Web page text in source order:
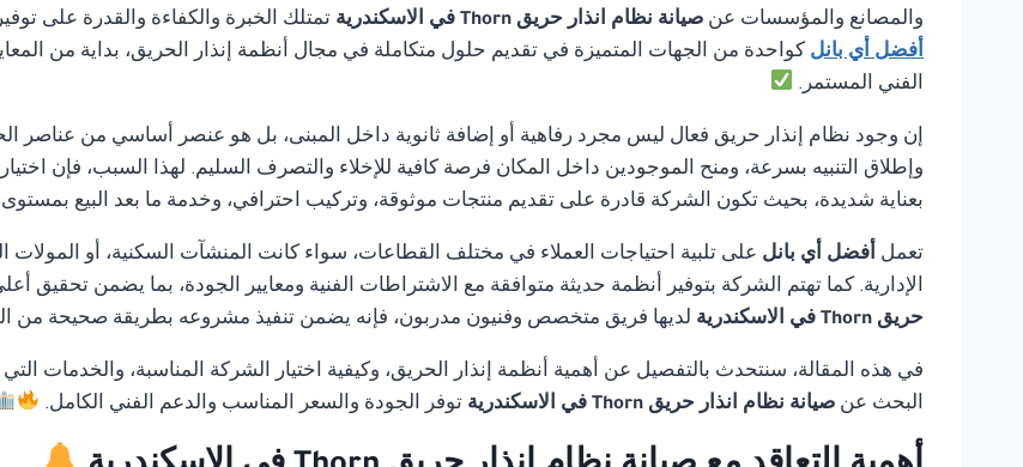
والمصانع والمؤسسات عن صيانة نظام انذار حريق Thorn في الاسكندرية
تمتلك الخبرة والكفاءة والقدرة على
أفضل أي بانل كواحدة من الجهات المتميزة في تقديم حلول متكاملة في مجال أنظمة إنذار الحريق، بداية من
الفني المستمر.
إن وجود نظام إنذار حريق فعال ليس مجرد رفاهية أو إضافة ثانوية داخل المبنى، بل هو عنصر أساسي من عناصر
وإطلاق التنبيه بسرعة، ومنح الموجودين داخل المكان فرصة كافية للإخلاء والتصرف السليم. لهذا السبب، فإن اختيار
بعناية شديدة، بحيث تكون الشركة قادرة على تقديم منتجات موثوقة، وتركيب احترافي، وخدمة ما بعد البيع
تعمل أفضل أي بانل على تلبية احتياجات العملاء في مختلف القطاعات، سواء كانت المنشآت السكنية، أو المولات
الإدارية. كما تهتم الشركة بتوفير أنظمة حديثة متوافقة مع الاشتراطات الفنية ومعايير الجودة، بما يضمن تحقيق
حريق Thorn في الاسكندرية
لديها فريق متخصص وفنيون مدربون، فإنه يضمن تنفيذ مشروعه بطريقة صحيحة من
في هذه المقالة، سنتحدث بالتفصيل عن أهمية أنظمة إنذار الحريق، وكيفية اختيار الشركة المناسبة، والخدمات التي
البحث عن صيانة نظام انذار حريق Thorn في الاسكندرية توفر الجودة والسعر المناسب والدعم الفني الكامل.